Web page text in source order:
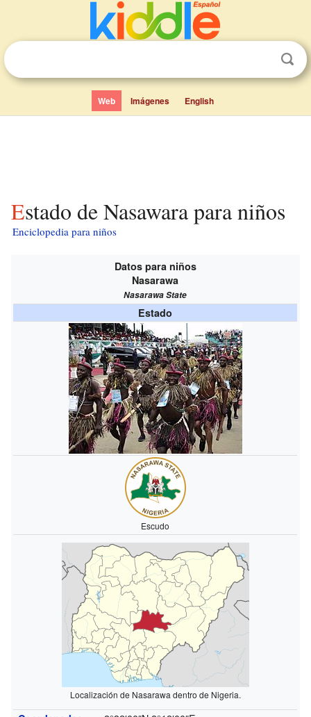
Web Imágenes English
Estado de Nasawara para niños
Enciclopedia para niños
Datos para niños
Nasarawa
Nasarawa State
Estado
Escudo
Localización de Nasarawa dentro de Nigeria.